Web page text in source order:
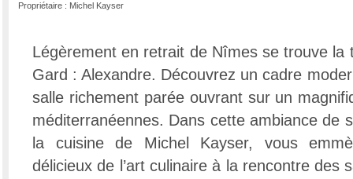
Propriétaire : Michel Kayser
Légèrement en retrait de Nîmes se trouve la
Gard : Alexandre. Découvrez un cadre
salle richement parée ouvrant sur un
méditerranéennes. Dans cette ambiance de
la cuisine de Michel Kayser, vous
délicieux de l’art culinaire à la rencontre des